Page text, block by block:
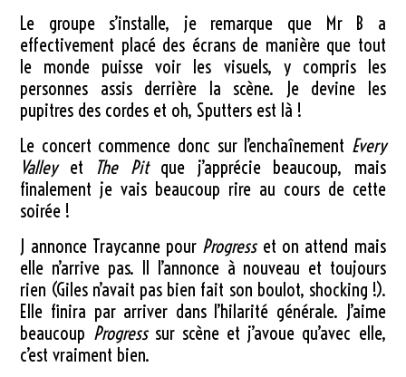
Le groupe s’installe, je remarque que Mr B a
effectivement placé des écrans de manière que tout
le monde puisse voir les visuels, y compris les
personnes assis derrière la scène. Je devine les
pupitres des cordes et oh, Sputters est là !
Le concert commence donc sur l’enchaînement Every
Valleyet The Pitque j’apprécie beaucoup, mais
finalement je vais beaucoup rire au cours de cette
soirée !
J annonce Traycanne pour Progresset on attend mais
elle n’arrive pas. Il l’annonce à nouveau et toujours
rien (Giles n’avait pas bien fait son boulot, shocking !).
Elle finira par arriver dans l’hilarité générale. J’aime
beaucoup Progresssur scène et j’avoue qu’avec elle,
c’est vraiment bien.